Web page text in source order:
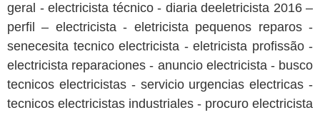
geral - electricista técnico - diaria deeletricista 2016 –
perfil – electricista - eletricista pequenos reparos -
senecesita tecnico electricista - eletricista profissão -
electricista reparaciones - anuncio electricista - busco
tecnicos electricistas - servicio urgencias electricas -
tecnicos electricistas industriales - procuro electricista